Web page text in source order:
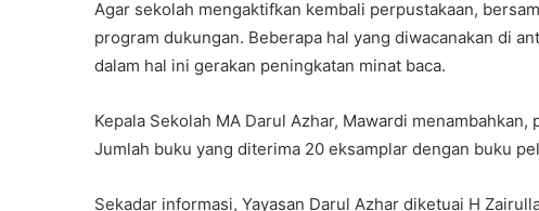
Agar sekolah mengaktifkan kembali perpustakaan,
program dukungan. Beberapa hal yang diwacanakan di
dalam hal ini gerakan peningkatan minat baca.
Kepala Sekolah MA Darul Azhar, Mawardi
Jumlah buku yang diterima 20 eksamplar dengan buku
Sekadar informasi, Yayasan Darul Azhar diketuai H